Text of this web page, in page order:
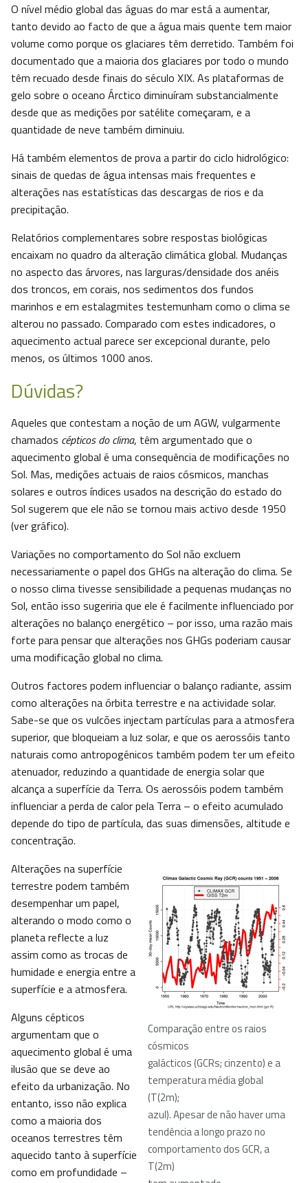
O nível médio global das águas do mar está a aumentar,
tanto devido ao facto de que a água mais quente tem maior
volume como porque os glaciares têm derretido. Também foi
documentado que a maioria dos glaciares por todo o mundo
têm recuado desde finais do século XIX. As plataformas de
gelo sobre o oceano Árctico diminuíram substancialmente
desde que as medições por satélite começaram, e a
quantidade de neve também diminuiu.
Há também elementos de prova a partir do ciclo hidrológico:
sinais de quedas de água intensas mais frequentes e
alterações nas estatísticas das descargas de rios e da
precipitação.
Relatórios complementares sobre respostas biológicas
encaixam no quadro da alteração climática global. Mudanças
no aspecto das árvores, nas larguras/densidade dos anéis
dos troncos, em corais, nos sedimentos dos fundos
marinhos e em estalagmites testemunham como o clima se
alterou no passado. Comparado com estes indicadores, o
aquecimento actual parece ser excepcional durante, pelo
menos, os últimos 1000 anos.
Dúvidas?
Aqueles que contestam a noção de um AGW, vulgarmente
chamados cépticos do clima, têm argumentado que o
aquecimento global é uma consequência de modificações no
Sol. Mas, medições actuais de raios cósmicos, manchas
solares e outros índices usados na descrição do estado do
Sol sugerem que ele não se tornou mais activo desde 1950
(ver gráfico).
Variações no comportamento do Sol não excluem
necessariamente o papel dos GHGs na alteração do clima. Se
o nosso clima tivesse sensibilidade a pequenas mudanças no
Sol, então isso sugeriria que ele é facilmente influenciado por
alterações no balanço energético – por isso, uma razão mais
forte para pensar que alterações nos GHGs poderiam causar
uma modificação global no clima.
Outros factores podem influenciar o balanço radiante, assim
como alterações na órbita terrestre e na actividade solar.
Sabe-se que os vulcões injectam partículas para a atmosfera
superior, que bloqueiam a luz solar, e que os aerossóis tanto
naturais como antropogénicos também podem ter um efeito
atenuador, reduzindo a quantidade de energia solar que
alcança a superfície da Terra. Os aerossóis podem também
influenciar a perda de calor pela Terra – o efeito acumulado
depende do tipo de partícula, das suas dimensões, altitude e
concentração.
Comparação entre os raios
cósmicos
galácticos (GCRs; cinzento) e a
temperatura média global
(T(2m);
azul). Apesar de não haver uma
tendência a longo prazo no
comportamento dos GCR, a
T(2m)
Alterações na superfície
terrestre podem também
desempenhar um papel,
alterando o modo como o
planeta reflecte a luz
assim como as trocas de
humidade e energia entre a
superfície e a atmosfera.
Alguns cépticos
argumentam que o
aquecimento global é uma
ilusão que se deve ao
efeito da urbanização. No
entanto, isso não explica
como a maioria dos
oceanos terrestres têm
aquecido tanto à superfície
como em profundidade –